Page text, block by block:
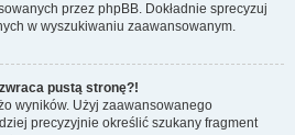
przez phpBB. Dokładnie sprecyzuj
w wyszukiwaniu zaawansowanym.
pustą stronę?!
wyników. Użyj zaawansowanego
precyzyjnie określić szukany fragment